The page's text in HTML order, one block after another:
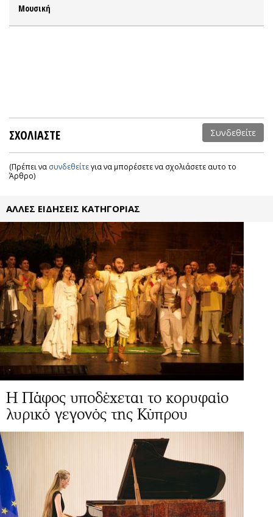
Μουσική
ΣΧΟΛΙΑΣΤΕ Συνδεθείτε
(Πρέπει να συνδεθείτεγια να μπορέσετε να σχολιάσετε αυτο το
Άρθρο)
ΑΛΛΕΣ ΕΙΔΗΣΕΙΣ ΚΑΤΗΓΟΡΙΑΣ
Η Πάφος υποδέχεται το κορυφαίο
λυρικό γεγονός της Κύπρου